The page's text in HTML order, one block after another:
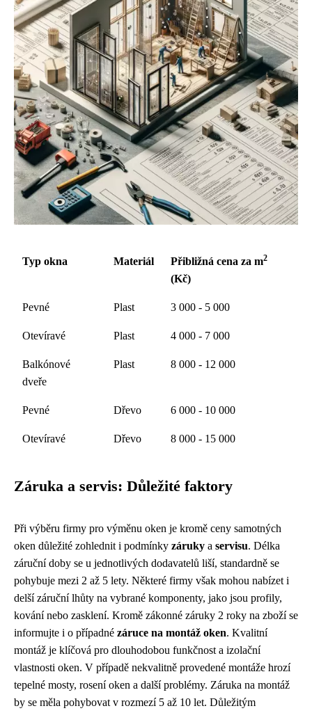
Typ okna Materiál Přibližná cena za m2
(Kč)
Pevné Plast 3 000 - 5 000
Otevíravé Plast 4 000 - 7 000
Balkónové
dveře
Plast 8 000 - 12 000
Pevné Dřevo 6 000 - 10 000
Otevíravé Dřevo 8 000 - 15 000
Záruka a servis: Důležité faktory
Při výběru firmy pro výměnu oken je kromě ceny samotných
oken důležité zohlednit i podmínky záruky a servisu. Délka
záruční doby se u jednotlivých dodavatelů liší, standardně se
pohybuje mezi 2 až 5 lety. Některé firmy však mohou nabízet i
delší záruční lhůty na vybrané komponenty, jako jsou profily,
kování nebo zasklení. Kromě zákonné záruky 2 roky na zboží se
informujte i o případné záruce na montáž oken. Kvalitní
montáž je klíčová pro dlouhodobou funkčnost a izolační
vlastnosti oken. V případě nekvalitně provedené montáže hrozí
tepelné mosty, rosení oken a další problémy. Záruka na montáž
by se měla pohybovat v rozmezí 5 až 10 let. Důležitým